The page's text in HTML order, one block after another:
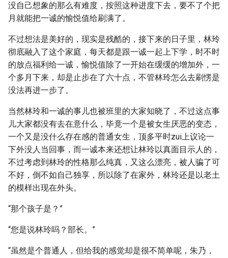
没自己想象的那么有难度，按照这种进度下去，要不了个把
月就能把一诚的愉悦值给刷满了。
不过想法是美好的，现实是残酷的，接下来的日子里，林玲
彻底融入了这个家庭，每天都是跟一诚一起上下学，时不时
的放点福利给一诚，愉悦值除了一开始在缓缓的增加外，一
个多月下来，却是止步在了六十点，不管林玲怎么去刷愣是
没法再进一步了。
当然林玲和一诚的事儿也被班里的大家知晓了，不过这点事
儿大家都没有去在意什么，毕竟一个是被女生厌恶的变态，
一个又是没什么存在感的普通女生，顶多平时zui上议论一
下外没人当回事，而一诚本来还想让林玲以真面目示人的，
不过考虑到林玲的性格那么纯真，又这么漂亮，被人骗了可
不好，倒不如自己独享，所以除了在家外，林玲还是以老土
的模样出现在外头。
“那个孩子是？”
“您是说林玲吗？部长。”
“虽然是个普通人，但给我的感觉却是很不简单呢，朱乃，